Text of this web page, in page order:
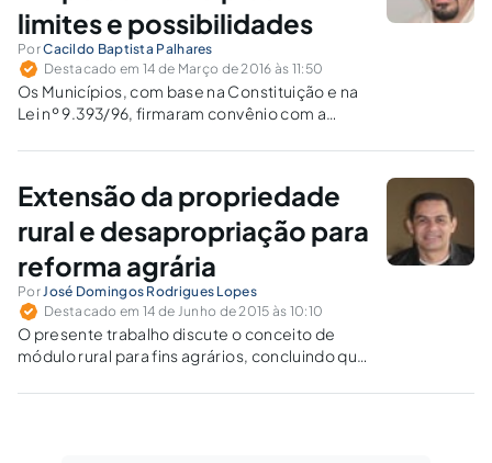
limites e possibilidades
PorCacildo Baptista Palhares
Destacado em 14 de Março de 2016 às 11:50
Os Municípios, com base na Constituição e na
Lei nº 9.393/96, firmaram convênio com a
Imposto Territorial Rural (ITR). Essa atribuição
limites permissivos do lançamento tributário.
Extensão da propriedade
rural e desapropriação para
reforma agrária
PorJosé Domingos Rodrigues Lopes
Destacado em 14 de Junho de 2015 às 10:10
O presente trabalho discute o conceito de
módulo rural para fins agrários, concluindo que
pequena, média ou grande, subordina-se